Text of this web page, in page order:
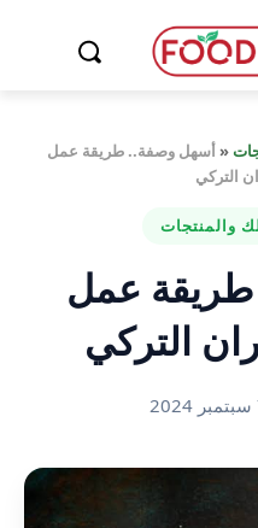
«أسهل وصفة.. طريقة عمل
التركي
والمنتجات
عمل
التركي